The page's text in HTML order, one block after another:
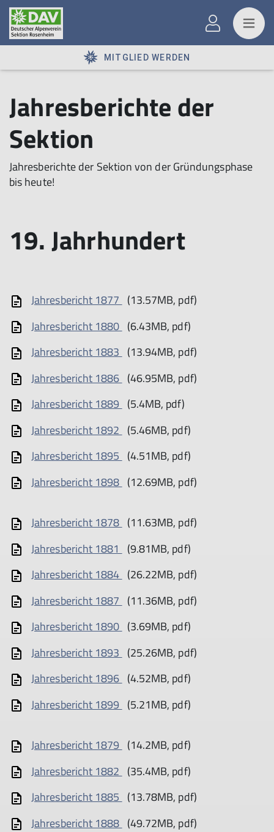
MITGLIED WERDEN
Jahresberichte der
Sektion
Jahresberichte der Sektion von der Gründungsphase
bis heute!
19. Jahrhundert
Jahresbericht 1877 (13.57MB, pdf)
Jahresbericht 1880 (6.43MB, pdf)
Jahresbericht 1883 (13.94MB, pdf)
Jahresbericht 1886 (46.95MB, pdf)
Jahresbericht 1889 (5.4MB, pdf)
Jahresbericht 1892 (5.46MB, pdf)
Jahresbericht 1895 (4.51MB, pdf)
Jahresbericht 1898 (12.69MB, pdf)
Jahresbericht 1878 (11.63MB, pdf)
Jahresbericht 1881
(9.81MB, pdf)
Jahresbericht 1884 (26.22MB, pdf)
Jahresbericht 1887 (11.36MB, pdf)
Jahresbericht 1890 (3.69MB, pdf)
Jahresbericht 1893 (25.26MB, pdf)
Jahresbericht 1896 (4.52MB, pdf)
Jahresbericht 1899 (5.21MB, pdf)
Jahresbericht 1879 (14.2MB, pdf)
Jahresbericht 1882 (35.4MB, pdf)
Jahresbericht 1885 (13.78MB, pdf)
Jahresbericht 1888 (49.72MB, pdf)